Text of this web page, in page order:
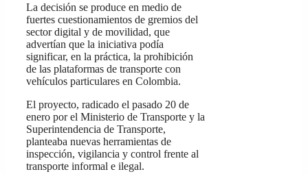
La decisión se produce en medio de
fuertes cuestionamientos de gremios del
sector digital y de movilidad, que
advertían que la iniciativa podía
significar, en la práctica, la prohibición
de las plataformas de transporte con
vehículos particulares en Colombia.
El proyecto, radicado el pasado 20 de
enero por el Ministerio de Transporte y la
Superintendencia de Transporte,
planteaba nuevas herramientas de
inspección, vigilancia y control frente al
transporte informal e ilegal.